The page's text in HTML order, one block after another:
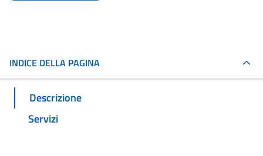
INDICE DELLA PAGINA
Descrizione
Servizi